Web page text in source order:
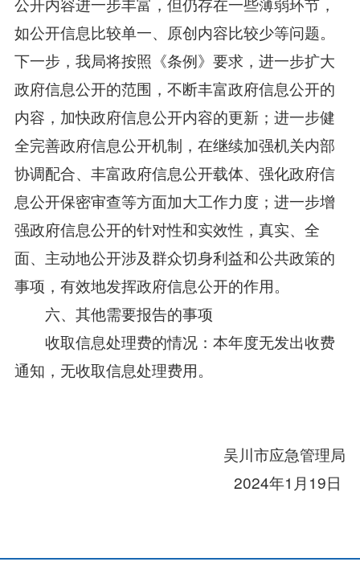
如公开信息比较单一、原创内容比较少等问题。
下一步，我局将按照《条例》要求，进一步扩大
政府信息公开的范围，不断丰富政府信息公开的
内容，加快政府信息公开内容的更新；进一步健
全完善政府信息公开机制，在继续加强机关内部
协调配合、丰富政府信息公开载体、强化政府信
息公开保密审查等方面加大工作力度；进一步增
强政府信息公开的针对性和实效性，真实、全
面、主动地公开涉及群众切身利益和公共政策的
事项，有效地发挥政府信息公开的作用。
六、其他需要报告的事项
收取信息处理费的情况：本年度无发出收费
通知，无收取信息处理费用。
吴川市应急管理局
2024年1月19日